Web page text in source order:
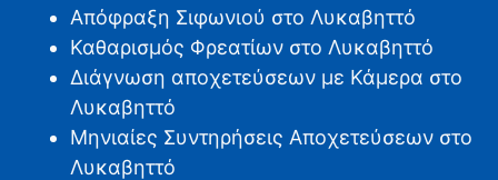
Απόφραξη Σιφωνιού στο Λυκαβηττό
Καθαρισμός Φρεατίων στο Λυκαβηττό
Διάγνωση αποχετεύσεων με Κάμερα στο
Λυκαβηττό
Μηνιαίες Συντηρήσεις Αποχετεύσεων στο
Λυκαβηττό